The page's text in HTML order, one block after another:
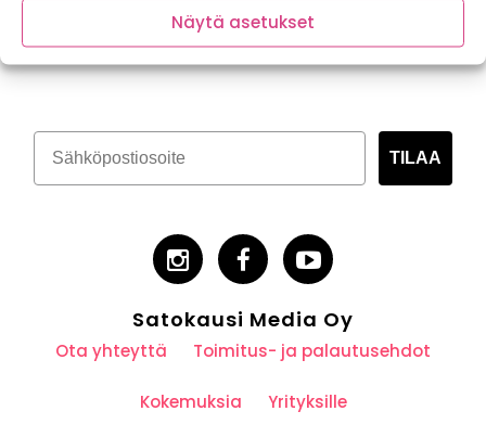
Näytä asetukset
Tilaa kasvispitoinen uutiskirje
TILAA
Satokausi Media Oy
Ota yhteyttä Toimitus- ja palautusehdot
Kokemuksia Yrityksille